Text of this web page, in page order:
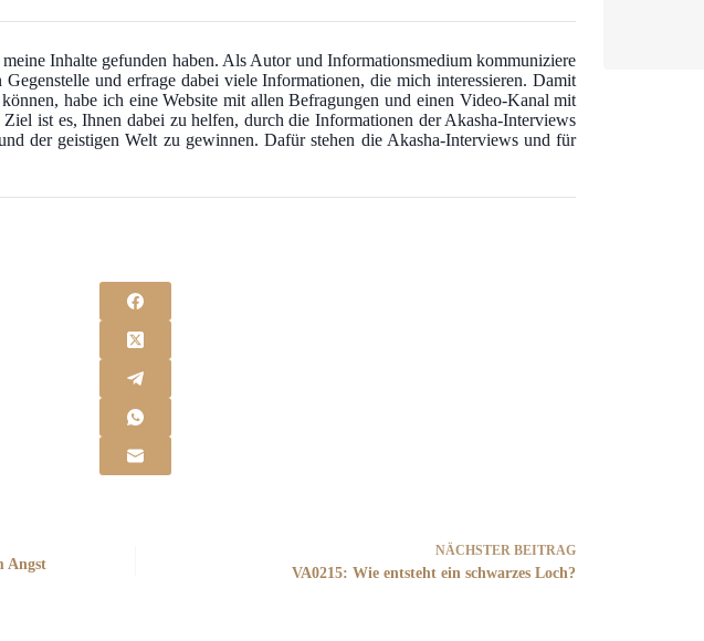
Inhalte gefunden haben. Als Autor und Informationsmedium kommuniziere
und erfrage dabei viele Informationen, die mich interessieren. Damit
habe ich eine Website mit allen Befragungen und einen Video-Kanal mit
ist es, Ihnen dabei zu helfen, durch die Informationen der Akasha-Interviews
der geistigen Welt zu gewinnen. Dafür stehen die Akasha-Interviews und für
Angst
NÄCHSTERBEITRAG
VA0215: Wie entsteht ein schwarzes Loch?